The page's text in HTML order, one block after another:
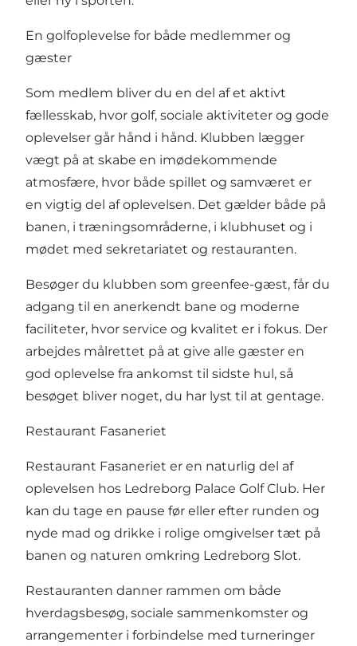
En golfoplevelse for både medlemmer og
gæster
Som medlem bliver du en del af et aktivt
fællesskab, hvor golf, sociale aktiviteter og gode
oplevelser går hånd i hånd. Klubben lægger
vægt på at skabe en imødekommende
atmosfære, hvor både spillet og samværet er
en vigtig del af oplevelsen. Det gælder både på
banen, i træningsområderne, i klubhuset og i
mødet med sekretariatet og restauranten.
Besøger du klubben som greenfee-gæst, får du
adgang til en anerkendt bane og moderne
faciliteter, hvor service og kvalitet er i fokus. Der
arbejdes målrettet på at give alle gæster en
god oplevelse fra ankomst til sidste hul, så
besøget bliver noget, du har lyst til at gentage.
Restaurant Fasaneriet
Restaurant Fasaneriet er en naturlig del af
oplevelsen hos Ledreborg Palace Golf Club. Her
kan du tage en pause før eller efter runden og
nyde mad og drikke i rolige omgivelser tæt på
banen og naturen omkring Ledreborg Slot.
Restauranten danner rammen om både
hverdagsbesøg, sociale sammenkomster og
arrangementer i forbindelse med turneringer